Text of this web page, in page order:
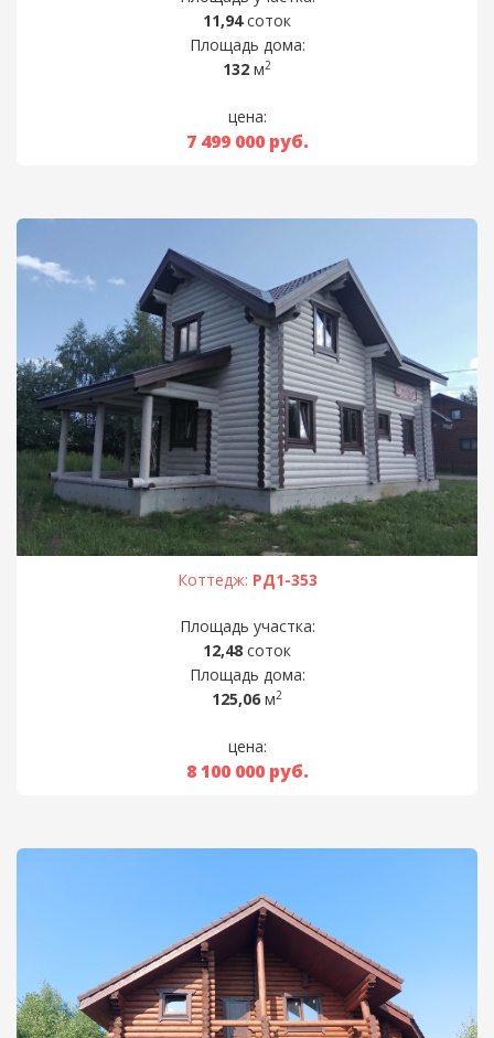
11,94соток
Площадь дома:
132 м2
цена:
7 499 000руб.
Коттедж: РД1-353
Площадь участка:
12,48 соток
Площадь дома:
125,06 м2
цена:
8 100 000руб.